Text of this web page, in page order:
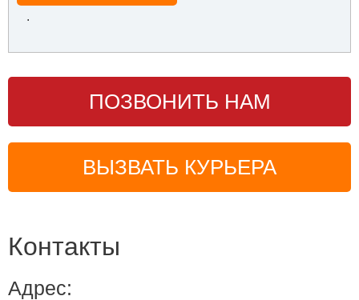
.
ПОЗВОНИТЬ НАМ
ВЫЗВАТЬ КУРЬЕРА
Контакты
Адрес: